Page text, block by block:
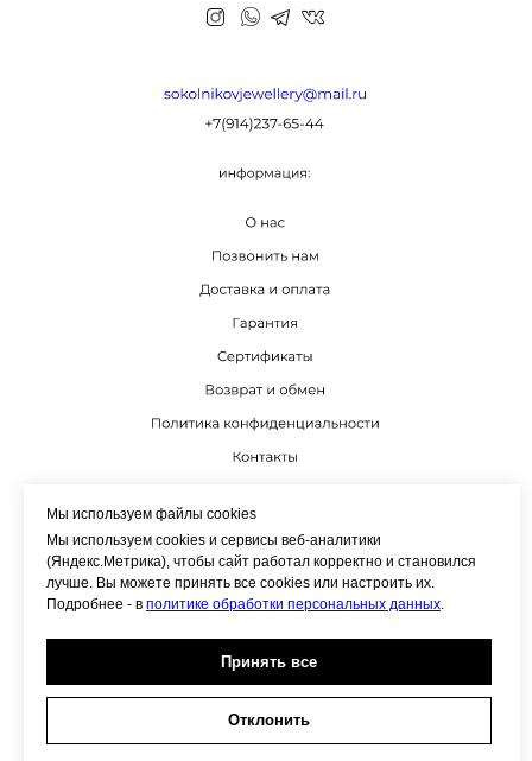
Мы используем файлы cookies
Мы используем cookies и сервисы веб-аналитики
(Яндекс.Метрика), чтобы сайт работал корректно и становился
лучше. Вы можете принять все cookies или настроить их.
Подробнее - в политике обработки персональных данных
Принять все
Отклонить